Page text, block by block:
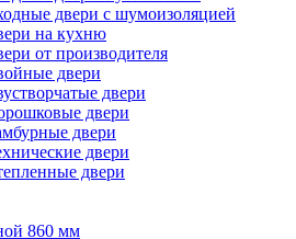
двери с шумоизоляцией
на кухню
от производителя
двери
двери
двери
двери
двери
двери
860 мм